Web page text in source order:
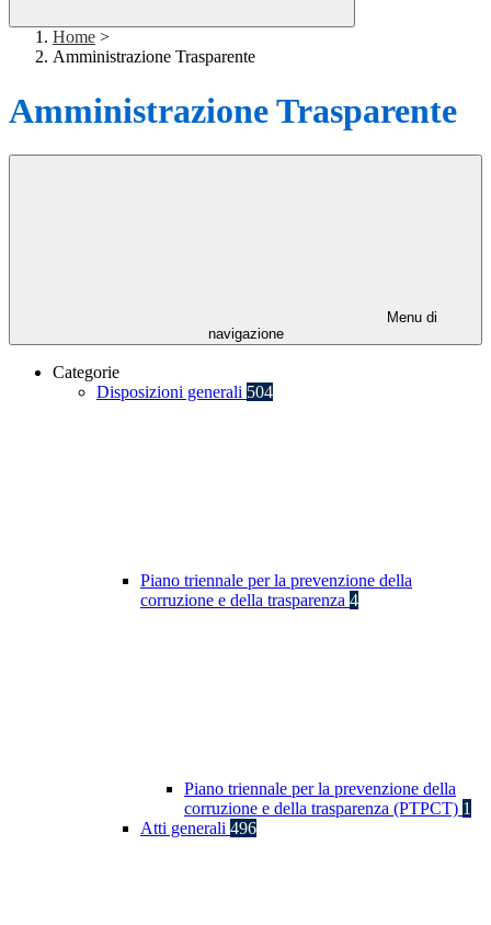
Home >
Amministrazione Trasparente
Amministrazione Trasparente
Menu di
navigazione
Categorie
Disposizioni generali 504
Piano triennale per la prevenzione della
corruzione e della trasparenza 4
Piano triennale per la prevenzione della
corruzione e della trasparenza (PTPCT) 1
Atti generali 496